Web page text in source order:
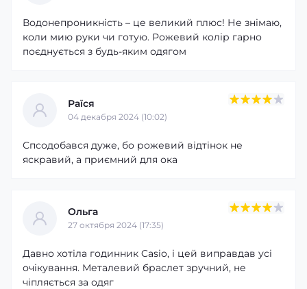
Водонепроникність – це великий плюс! Не знімаю,
коли мию руки чи готую. Рожевий колір гарно
поєднується з будь-яким одягом
Раїся
04 декабря 2024 (10:02)
Спсодобався дуже, бо рожевий відтінок не
яскравий, а приємний для ока
Ольга
27 октября 2024 (17:35)
Давно хотіла годинник Casio, і цей виправдав усі
очікування. Металевий браслет зручний, не
чіпляється за одяг